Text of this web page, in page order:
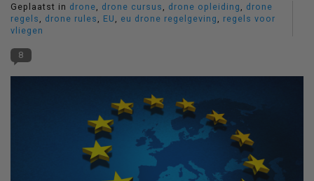
Geplaatst in drone drone cursus drone opleiding
drone
regels
drone rules EU eu drone regelgeving
regels voor
vliegen
8